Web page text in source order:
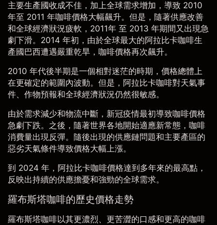
主要生產國收成不佳，加上全球需求增加，導致 2010
年至 2011 年咖啡價格大幅飆升。但是，隨著供應改善
和全球經濟狀況疲軟，2011年 至 2013 年期間又出現急
劇下滑。2014 年初，由於全球最大的阿拉比卡咖啡生
產國巴西遭遇嚴重乾旱，咖啡價格再次飆升。
2010 年代後半期是一個相對迷茫的時期，價格總體上
在更確定的範圍內波動。但是，阿拉比卡咖啡對天氣事
件、作物預報和全球經濟狀況仍然很敏感。
由於需求減少和物流中斷，新冠疫情最初導致咖啡價格
急劇下跌。之後，隨著世界各地開始適應新常態，咖啡
消費量出現反彈。隨後出現的供應鏈問題和主要產區的
惡劣天氣條件導致價格大幅上漲。
到 2024 年，阿拉比卡咖啡價格達到多年來的最高點，
反映出持續的供應擔憂和強勁的全球需求。
羅布斯塔咖啡的歷史價格走勢
羅布斯塔咖啡以其更濃烈、更苦澀的口感和更高的咖啡